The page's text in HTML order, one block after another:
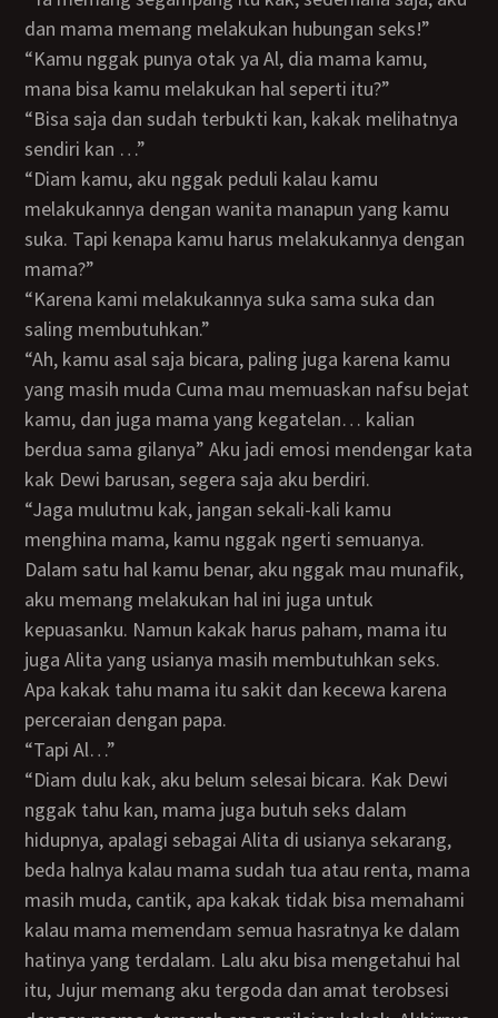
dan mama memang melakukan hubungan seks!”
“Kamu nggak punya otak ya Al, dia mama kamu,
mana bisa kamu melakukan hal seperti itu?”
“Bisa saja dan sudah terbukti kan, kakak melihatnya
sendiri kan …”
“Diam kamu, aku nggak peduli kalau kamu
melakukannya dengan wanita manapun yang kamu
suka. Tapi kenapa kamu harus melakukannya dengan
mama?”
“karena kami melakukannya suka sama suka dan
saling membutuhkan.”
“Ah, kamu asal saja bicara, paling juga karena kamu
yang masih muda Cuma mau memuaskan nafsu bejat
kamu, dan juga mama yang kegatelan… kalian
berdua sama gilanya” Aku jadi emosi mendengar kata
kak Dewi barusan, segera saja aku berdiri.
“Jaga mulutmu kak, jangan sekali-kali kamu
menghina mama, kamu nggak ngerti semuanya.
Dalam satu hal kamu benar, aku nggak mau munafik,
aku memang melakukan hal ini juga untuk
kepuasanku. Namun kakak harus paham, mama itu
juga Alita yang usianya masih membutuhkan seks.
Apa kakak tahu mama itu sakit dan kecewa karena
perceraian dengan papa.
“Tapi Al…”
“Diam dulu kak, aku belum selesai bicara. Kak Dewi
nggak tahu kan, mama juga butuh seks dalam
hidupnya, apalagi sebagai Alita di usianya sekarang,
beda halnya kalau mama sudah tua atau renta, mama
masih muda, cantik, apa kakak tidak bisa memahami
kalau mama memendam semua hasratnya ke dalam
hatinya yang terdalam. Lalu aku bisa mengetahui hal
itu, Jujur memang aku tergoda dan amat terobsesi